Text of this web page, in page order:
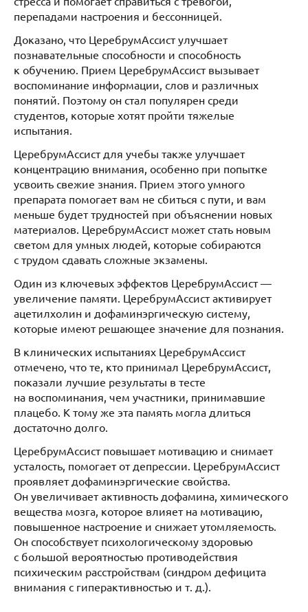
перепадами настроения и бессонницей.
Доказано, что ЦеребрумАссист улучшает
познавательные способности и способность
к обучению. Прием ЦеребрумАссист вызывает
воспоминание информации, слов и различных
понятий. Поэтому он стал популярен среди
студентов, которые хотят пройти тяжелые
испытания.
ЦеребрумАссист для учебы также улучшает
концентрацию внимания, особенно при попытке
усвоить свежие знания. Прием этого умного
препарата помогает вам не сбиться с пути, и вам
меньше будет трудностей при объяснении новых
материалов. ЦеребрумАссист может стать новым
светом для умных людей, которые собираются
с трудом сдавать сложные экзамены.
Один из ключевых эффектов ЦеребрумАссист —
увеличение памяти. ЦеребрумАссист активирует
ацетилхолин и дофаминэргическую систему,
которые имеют решающее значение для познания.
В клинических испытаниях ЦеребрумАссист
отмечено, что те, кто принимал ЦеребрумАссист,
показали лучшие результаты в тесте
на воспоминания, чем участники, принимавшие
плацебо. К тому же эта память могла длиться
достаточно долго.
ЦеребрумАссист повышает мотивацию и снимает
усталость, помогает от депрессии. ЦеребрумАссист
проявляет дофаминэргические свойства.
Он увеличивает активность дофамина, химического
вещества мозга, которое влияет на мотивацию,
повышенное настроение и снижает утомляемость.
Он способствует психологическому здоровью
с большой вероятностью противодействия
психическим расстройствам (синдром дефицита
внимания с гиперактивностью и т. д.).